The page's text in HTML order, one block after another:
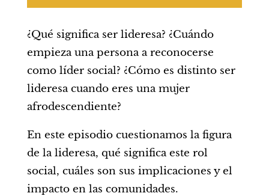
Player
¿Qué significa ser lideresa? ¿Cuándo
empieza una persona a reconocerse
como líder social? ¿Cómo es distinto ser
lideresa cuando eres una mujer
afrodescendiente?
En este episodio cuestionamos la figura
de la lideresa, qué significa este rol
social, cuáles son sus implicaciones y el
impacto en las comunidades.